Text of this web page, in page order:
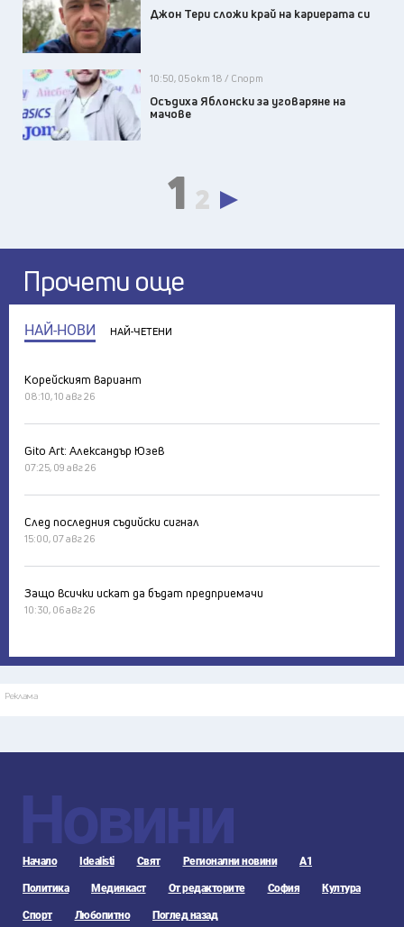
Джон Тери сложи край на кариерата си
10:50, 05 окт 18 / Спорт
Осъдиха Яблонски за уговаряне на
мачове
1 2
Прочети още
НАЙ-НОВИ НАЙ-ЧЕТЕНИ
Корейският вариант
08:10, 10 авг 26
Gito Art: Александър Юзев
07:25, 09 авг 26
След последния съдийски сигнал
15:00, 07 авг 26
Защо всички искат да бъдат предприемачи
10:30, 06 авг 26
Реклама
Новини
Начало Idealisti Свят Регионални новини А1
Политика Медиякаст От редакторите София Култура
Спорт Любопитно Поглед назад